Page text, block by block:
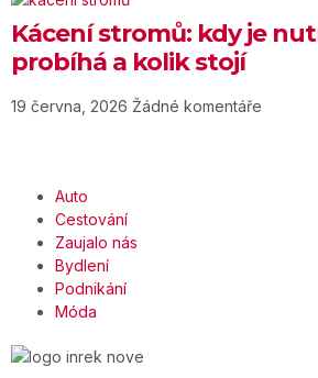
Kácení stromů: kdy je
probíhá a kolik stojí
19 června, 2026 Žádné komentáře
Auto
Cestování
Zaujalo nás
Bydlení
Podnikání
Móda